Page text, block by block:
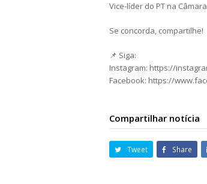
Vice-líder do PT na Câmara
Se concorda, compartilhe!
📌 Siga:
Instagram: https://
Facebook: https://
Compartilhar notícia
Tweet Share